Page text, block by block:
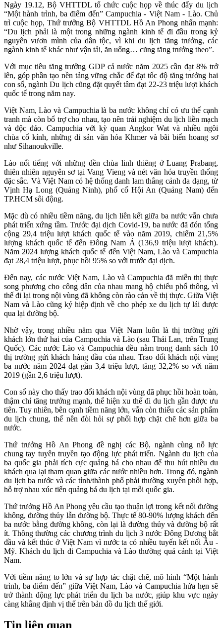
Ngày 19.12, Bộ VHTTDL tổ chức cuộc họp về thúc đẩy du lịch
“Một hành trình, ba điểm đến” Campuchia - Việt Nam - Lào. Chủ
trì cuộc họp, Thứ trưởng Bộ VHTTDL Hồ An Phong nhấn mạnh:
“Du lịch phải là một trong những ngành kinh tế đi đầu trong kỷ
nguyên vươn mình của dân tộc, vì khi du lịch tăng trưởng, các
ngành kinh tế khác như vận tải, ăn uống… cũng tăng trưởng theo”.
Với mục tiêu tăng trưởng GDP cả nước năm 2025 cần đạt 8% trở
lên, góp phần tạo nền tảng vững chắc để đạt tốc độ tăng trưởng hai
con số, ngành Du lịch cũng đặt quyết tâm đạt 22-23 triệu lượt khách
quốc tế trong năm nay.
Việt Nam, Lào và Campuchia là ba nước không chỉ có ưu thế cạnh
tranh mà còn bổ trợ cho nhau, tạo nên trải nghiệm du lịch liền mạch
và độc đáo. Campuchia với kỳ quan Angkor Wat và nhiều ngôi
chùa cổ kính, những di sản văn hóa Khmer và bãi biển hoang sơ
như Sihanoukville.
Lào nổi tiếng với những đền chùa linh thiêng ở Luang Prabang,
thiên nhiên nguyên sơ tại Vang Vieng và nét văn hóa truyền thống
đặc sắc. Và Việt Nam có hệ thống danh lam thắng cảnh đa dạng, từ
Vịnh Hạ Long (Quảng Ninh), phố cổ Hội An (Quảng Nam) đến
TP.HCM sôi động.
Mặc dù có nhiều tiềm năng, du lịch liên kết giữa ba nước vẫn chưa
phát triển xứng tầm. Trước đại dịch Covid-19, ba nước đã đón tổng
cộng 29,4 triệu lượt khách quốc tế vào năm 2019, chiếm 21,5%
lượng khách quốc tế đến Đông Nam Á (136,9 triệu lượt khách).
Năm 2024 lượng khách quốc tế đến Việt Nam, Lào và Campuchia
đạt 28,4 triệu lượt, phục hồi 95% so với trước đại dịch.
Đến nay, các nước Việt Nam, Lào và Campuchia đã miễn thị thực
song phương cho công dân của nhau mang hộ chiếu phổ thông, vì
thế đi lại trong nội vùng đã không còn rào cản về thị thực. Giữa Việt
Nam và Lào cũng ký hiệp định về cho phép xe du lịch tự lái được
qua lại đường bộ.
Nhờ vậy, trong nhiều năm qua Việt Nam luôn là thị trường gửi
khách lớn thứ hai của Campuchia và Lào (sau Thái Lan, trên Trung
Quốc). Các nước Lào và Campuchia đều nằm trong danh sách 10
thị trường gửi khách hàng đầu của nhau. Trao đổi khách nội vùng
ba nước năm 2024 đạt gần 3,4 triệu lượt, tăng 32,2% so với năm
2019 (gần 2,6 triệu lượt).
Con số này cho thấy trao đổi khách nội vùng đã phục hồi hoàn toàn,
thậm chí tăng trưởng mạnh, thể hiện xu thế đi du lịch gần được ưu
tiên. Tuy nhiên, bên cạnh tiềm năng lớn, vẫn còn thiếu các sản phẩm
du lịch chung, thế nên đòi hỏi sự phối hợp chặt chẽ hơn giữa ba
nước.
Thứ trưởng Hồ An Phong đề nghị các Bộ, ngành cùng nỗ lực
chung tay tuyên truyền tạo động lực phát triển. Ngành du lịch của
ba quốc gia phải tích cực quảng bá cho nhau để thu hút nhiều du
khách qua lại tham quan giữa các nước nhiều hơn. Trong đó, ngành
du lịch ba nước và các tỉnh/thành phố phải thường xuyên phối hợp,
hỗ trợ nhau xúc tiến quảng bá du lịch tại mỗi quốc gia.
Thứ trưởng Hồ An Phong yêu cầu tạo thuận lợi trong kết nối đường
không, đường thủy lẫn đường bộ. Thực tế 80-90% lượng khách đến
ba nước bằng đường không, còn lại là đường thủy và đường bộ rất
ít. Thông thường các chương trình du lịch 3 nước Đông Dương bắt
đầu và kết thúc ở Việt Nam vì nước ta có nhiều tuyến kết nối Âu -
Mỹ. Khách du lịch đi Campuchia và Lào thường quá cảnh tại Việt
Nam.
Với tiềm năng to lớn và sự hợp tác chặt chẽ, mô hình “Một hành
trình, ba điểm đến” giữa Việt Nam, Lào và Campuchia hứa hẹn sẽ
trở thành động lực phát triển du lịch ba nước, giúp khu vực ngày
càng khẳng định vị thế trên bản đồ du lịch thế giới.
Tin liên quan